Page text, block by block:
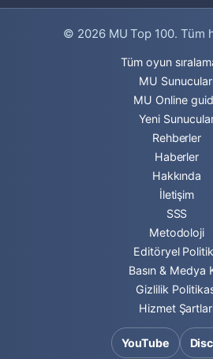
© 2026 MU Top 100. Tüm
Tüm oyun
MU
MU Online
Yeni
Rehberler
Haberler
Hakkında
İletişim
SSS
Metodoloji
Editöryel
Basın & Medya
Gizlilik
Hizmet
YouTube